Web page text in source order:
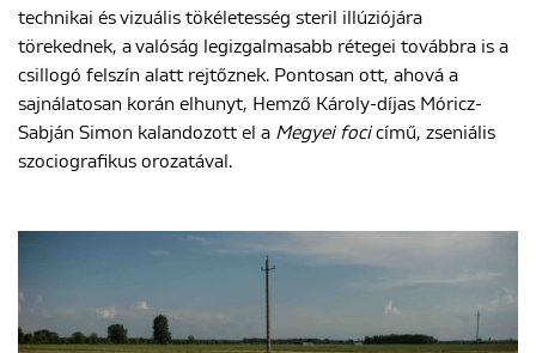
technikai és vizuális tökéletesség steril illúziójára
törekednek, a valóság legizgalmasabb rétegei továbbra is a
csillogó felszín alatt rejtőznek. Pontosan ott, ahová a
sajnálatosan korán elhunyt, Hemző Károly-díjas Móricz-
Sabján Simon kalandozott el a Megyei focicímű, zseniális
szociografikus orozatával.